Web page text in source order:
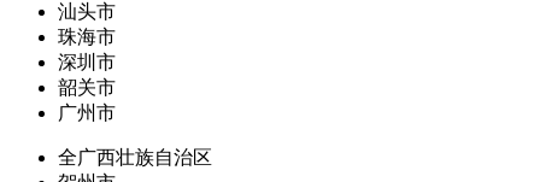
汕头市
珠海市
深圳市
韶关市
广州市
全广西壮族自治区